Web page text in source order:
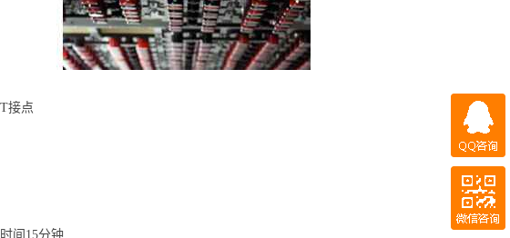
接点
间15分钟